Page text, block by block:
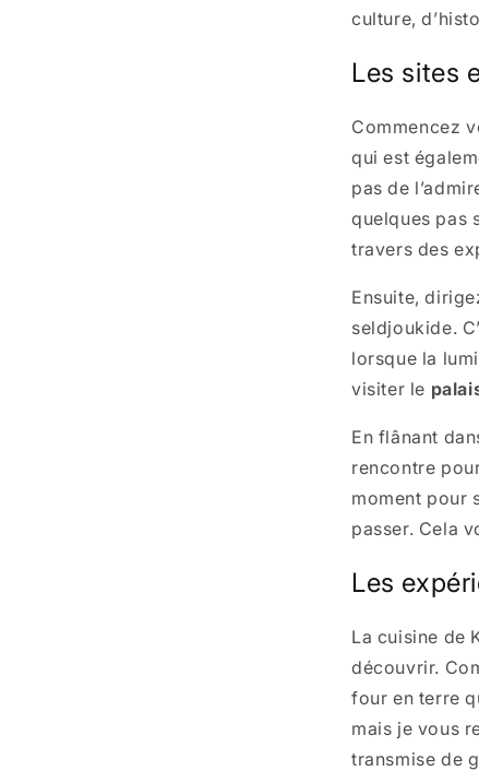
culture,
Les sites
Commencez
qui est
pas de
quelques pas
travers des
Ensuite,
seldjoukide.
lorsque la
visiter le
En flânant
rencontre
moment pour
passer. Cela
Les
La cuisine de
découvrir.
four en terre
mais je vous
transmise de